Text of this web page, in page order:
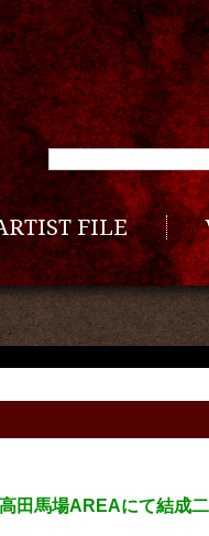
FILE
田馬場AREAにて結成